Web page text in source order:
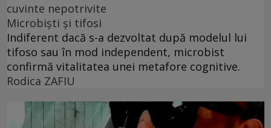
cuvinte nepotrivite
Microbiști și tifosi
Indiferent dacă s-a dezvoltat după modelul lui
tifoso sau în mod independent, microbist
confirmă vitalitatea unei metafore cognitive.
Rodica ZAFIU